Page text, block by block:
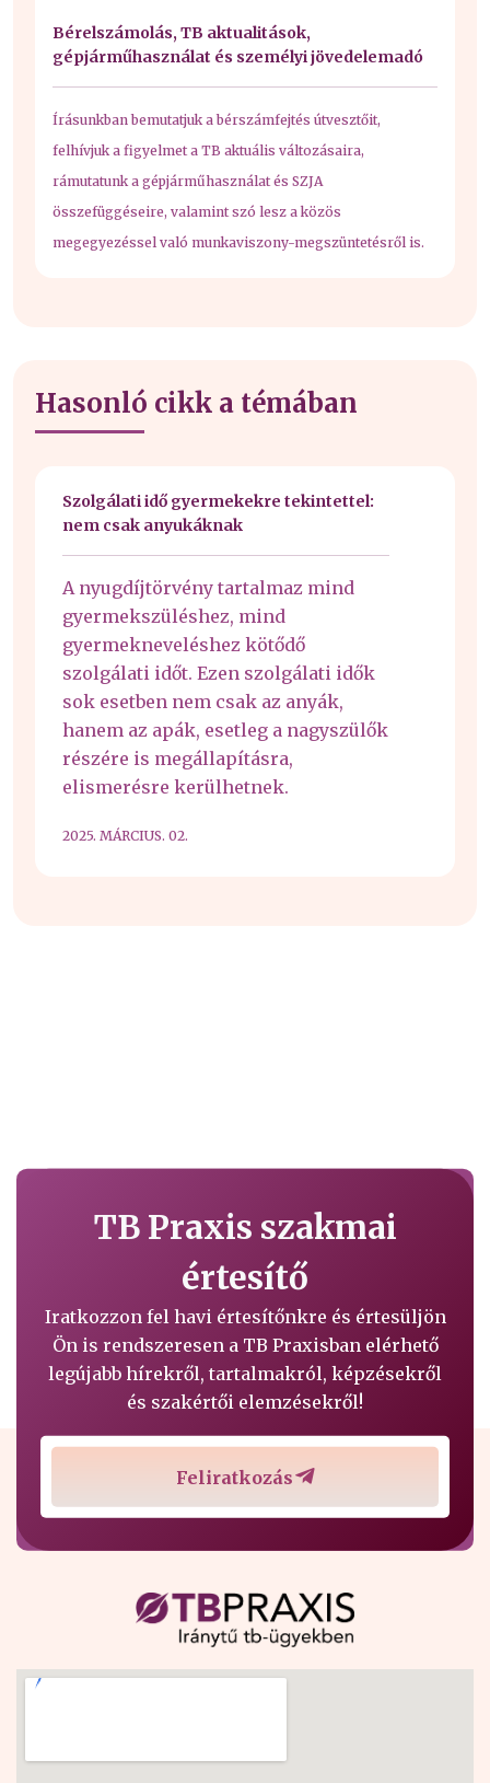
Bérelszámolás, TB aktualitások,
gépjárműhasználat és személyi jövedelemadó
Írásunkban bemutatjuk a bérszámfejtés útvesztőit,
felhívjuk a figyelmet a TB aktuális változásaira,
rámutatunk a gépjárműhasználat és SZJA
összefüggéseire, valamint szó lesz a közös
megegyezéssel való munkaviszony-megszüntetésről is.
Hasonló cikk a témában
Szolgálati idő gyermekekre tekintettel:
nem csak anyukáknak
A nyugdíjtörvény tartalmaz mind
gyermekszüléshez, mind
gyermekneveléshez kötődő
szolgálati időt. Ezen szolgálati idők
sok esetben nem csak az anyák,
hanem az apák, esetleg a nagyszülők
részére is megállapításra,
elismerésre kerülhetnek.
2025. MÁRCIUS. 02.
TB Praxis szakmai
értesítő
Iratkozzon fel havi értesítőnkre és értesüljön
Ön is rendszeresen a TB Praxisban elérhető
legújabb hírekről, tartalmakról, képzésekről
és szakértői elemzésekről!
Feliratkozás